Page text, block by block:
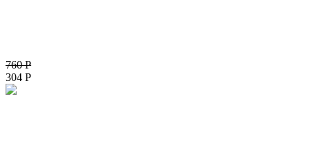
760Р
304 Р